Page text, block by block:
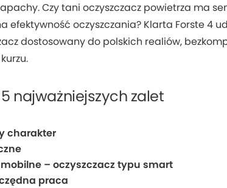
Czy tani oczyszczacz powietrza ma
efektywność oczyszczania? Klarta Forste 4
dostosowany do polskich realiów,
najważniejszych zalet
charakter
– oczyszczacz typu smart
praca